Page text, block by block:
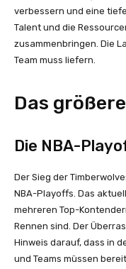
verbessern und eine
Talent und die
zusammenbringen. Die
Team muss liefern.
Das
Die NBA-
Der Sieg der
NBA-Playoffs. Das
mehreren Top-
Rennen sind. Der
Hinweis darauf, dass in
und Teams müssen